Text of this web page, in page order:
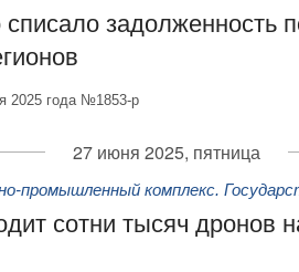
списало задолженность
2025 года №1853-р
27 июня 2025, пятница
промышленный комплекс.
сотни тысяч дронов